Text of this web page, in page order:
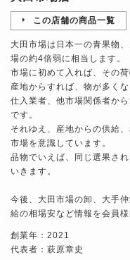
この店舗の商品一覧
大田市場は日本一の青果物
場の約4倍弱に相当します。
市場に初めて入れば、その
産地からすれば、物が多く
仕入業者、他市場関係者か
です。
それゆえ、産地からの供給
市場を意識しています。
品物でいえば、同じ選果さ
いきます。
今後、大田市場の卸、大手
給の相場安など情報を会員
創業年：2021
代表者：萩原章史